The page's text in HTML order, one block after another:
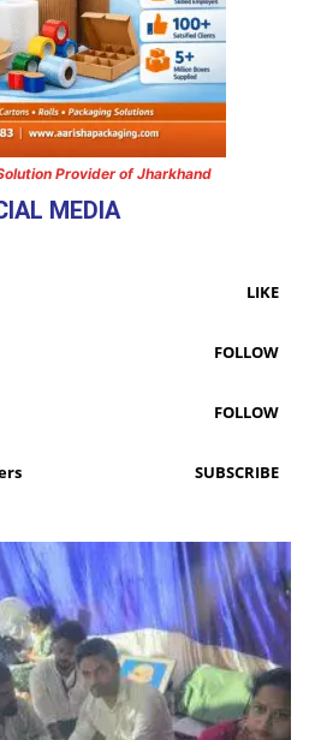
Provider of Jharkhand
MEDIA
LIKE
FOLLOW
FOLLOW
SUBSCRIBE